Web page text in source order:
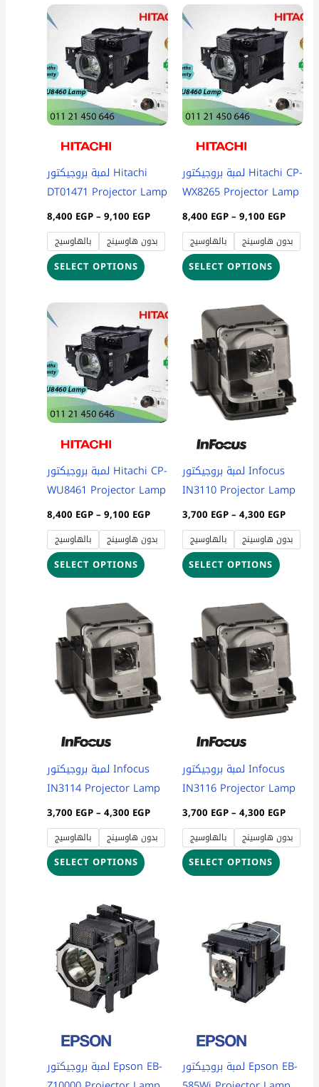
لمبة بروجيكتور Hitachi
DT01471 Projector Lamp
8,400 EGP– 9,100 EGP
Price
range:
8,400 EGP
through
9,100 EGP
بالهاوسيج بدون هاوسينج
SELECT OPTIONS
This
product
has
multiple
variants.
The
options
be
chosen
the
product
page
لمبة بروجيكتور Hitachi CP-
WX8265 Projector Lamp
8,400 EGP– 9,100 EGP
Price
range:
8,400
9,100
بالهاوسيج بدون هاوسينج
SELECT OPTIONS
This
product
has
multiple
The
options
be
chosen
the
product
page
لمبة بروجيكتور Hitachi CP-
WU8461 Projector Lamp
8,400 EGP– 9,100 EGP
Price
range:
8,400 EGP
through
9,100 EGP
بالهاوسيج بدون هاوسينج
SELECT OPTIONS
This
product
has
multiple
variants.
The
options
be
chosen
the
product
page
لمبة بروجيكتور Infocus
IN3110 Projector Lamp
3,700 EGP– 4,300 EGP
range:
3,700
4,300
بالهاوسيج بدون هاوسينج
SELECT OPTIONS
product
has
multiple
The
be
chosen
on
the
product
page
لمبة بروجيكتور Infocus
IN3114 Projector Lamp
3,700 EGP– 4,300 EGP
range:
3,700 EGP
through
4,300 EGP
بالهاوسيج بدون هاوسينج
SELECT OPTIONS
product
has
multiple
variants.
The
be
chosen
on
the
product
page
لمبة بروجيكتور Infocus
IN3116 Projector Lamp
3,700 EGP– 4,300 EGP
range:
3,700
4,300
بالهاوسيج بدون هاوسينج
SELECT OPTIONS
product
has
multiple
The
be
chosen
on
the
product
page
لمبة بروجيكتور Epson EB-
25,800 EGP
product
has
multiple
be
chosen
لمبة بروجيكتور Epson EB-
4,500
product
has
multiple
be
chosen